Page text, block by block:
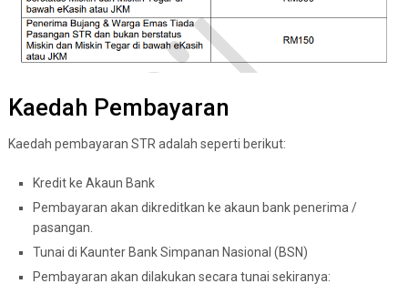
Kaedah Pembayaran
Kaedah pembayaran STR adalah seperti berikut:
Kredit ke Akaun Bank
Pembayaran akan dikreditkan ke akaun bank penerima /
pasangan.
Tunai di Kaunter Bank Simpanan Nasional (BSN)
Pembayaran akan dilakukan secara tunai sekiranya: